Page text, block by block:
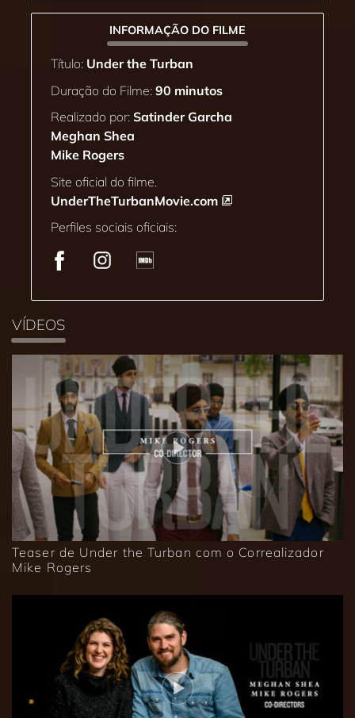
INFORMAÇÃO DO FILME
Título: Under the Turban
Duração do Filme: 90 minutos
Realizado por: Satinder Garcha
Meghan Shea
Mike Rogers
Site oficial do filme.
UnderTheTurbanMovie.com
Perfiles sociais oficiais:
VÍDEOS
Teaser de Under the Turban com o Correalizador
Mike Rogers